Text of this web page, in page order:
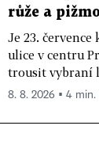
růže a
Je 23.
ulice v centru
trousit vybraní
8. 8. 2026 ▪ 4 min.